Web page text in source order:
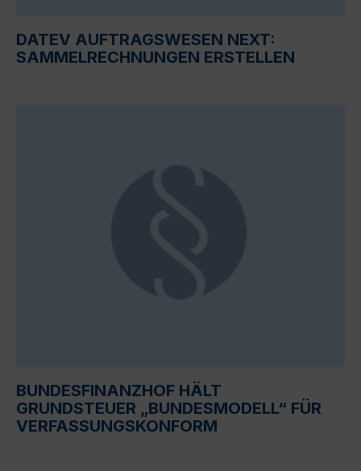
DATEV AUFTRAGSWESEN NEXT:
SAMMELRECHNUNGEN ERSTELLEN
BUNDESFINANZHOF HÄLT
GRUNDSTEUER „BUNDESMODELL“ FÜR
VERFASSUNGSKONFORM